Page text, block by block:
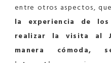
entre otros aspectos, que
la experiencia de
realizar la visita al
manera cómoda,